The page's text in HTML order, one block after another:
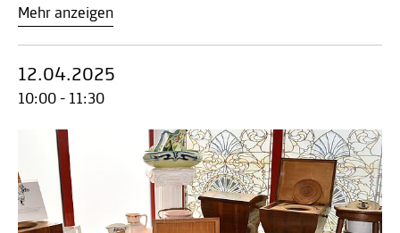
Mehr anzeigen
12.04.2025
10:00 - 11:30